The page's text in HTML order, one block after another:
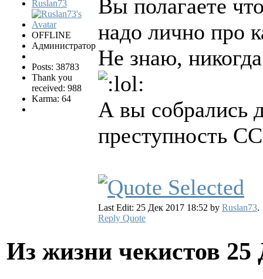
Ruslan73
OFFLINE
Администратор
Posts: 38783
Thank you
received: 988
Karma: 64
Вы полагаете
надо лично про
Не знаю,
А вы собрались
преступность
Last Edit: 25 Дек 2017 18:52 by Ruslan73.
Reply Quote
Из жизни чекистов 25